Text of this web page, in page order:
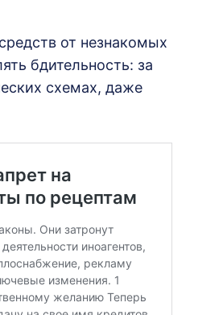
от незнакомых
бдительность: за
схемах, даже